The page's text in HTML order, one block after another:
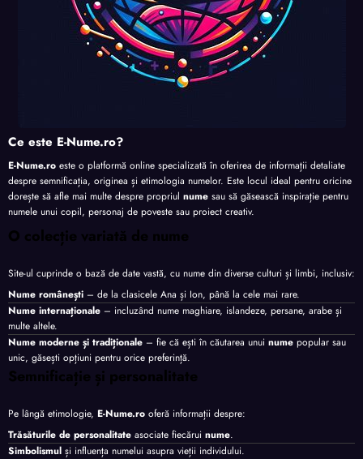
Ce este E-Nume.ro?
E-Nume.ro este o platformă online specializată în oferirea de informații detaliate
despre semnificația, originea și etimologia numelor. Este locul ideal pentru oricine
dorește să afle mai multe despre propriul nume sau să găsească inspirație pentru
numele unui copil, personaj de poveste sau proiect creativ.
O colecție variată de nume
Site-ul cuprinde o bază de date vastă, cu nume din diverse culturi și limbi, inclusiv:
Nume românești – de la clasicele Ana și Ion, până la cele mai rare.
Nume internaționale – incluzând nume maghiare, islandeze, persane, arabe și
multe altele.
Nume moderne și tradiționale – fie că ești în căutarea unui nume popular sau
unic, găsești opțiuni pentru orice preferință.
Semnificație și personalitate
Pe lângă etimologie, E-Nume.ro oferă informații despre:
Trăsăturile de personalitate asociate fiecărui nume.
Simbolismul și influența numelui asupra vieții individului.